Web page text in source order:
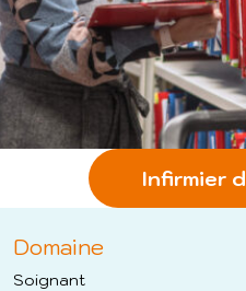
Infirmier
Domaine
Soignant